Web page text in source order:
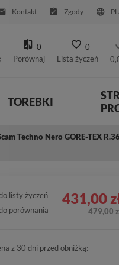
Kontakt Zgody
0
Porównaj
0
Lista życzeń
TOREBKI
Techno Nero GORE-TEX
do listy życzeń
do porównania
431,00
479,00
z 30 dni przed obniżką: